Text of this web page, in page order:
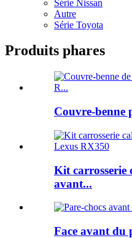
Série Nissan
Autre
Série Toyota
Produits phares
Couvre-benne
Kit carrosserie
avant...
Face avant du